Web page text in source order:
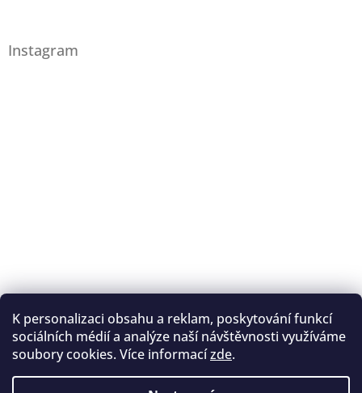
K personalizaci obsahu a reklam, poskytování funkcí
sociálních médií a analýze naší návštěvnosti využíváme
soubory cookies. Více informacízde.
Instagram
Sledovat na Instagramu
Registrace na lukostřelbu
I. Královský lukostřelecký klub